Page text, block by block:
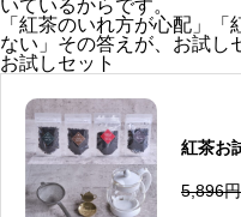
いているからです。
「紅茶のいれ方が心配」
ない」その答えが、お試し
お試しセット
紅茶お
5,896円